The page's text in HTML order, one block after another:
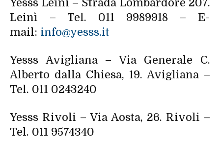
Yesss Leinì – Strada Lombardore 207.
Leinì – Tel. 011 9989918 – E-
mail: info@yesss.it
Yesss Avigliana – Via Generale C.
Alberto dalla Chiesa, 19. Avigliana –
Tel. 011 0243240
Yesss Rivoli – Via Aosta, 26. Rivoli –
Tel. 011 9574340